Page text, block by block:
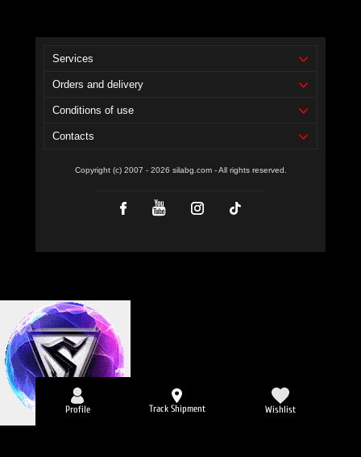
Services
Orders and delivery
Conditions of use
Contacts
Copyright (c) 2007 - 2026 silabg.com - All rights reserved.
Profile Track Shipment Wishlist